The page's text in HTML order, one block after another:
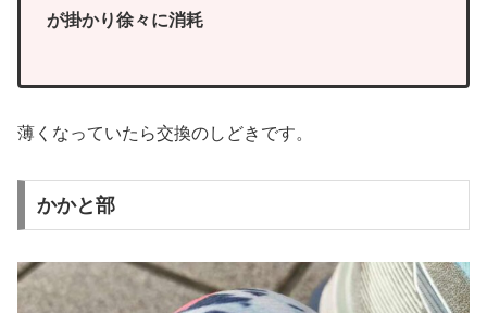
が掛かり徐々に消耗
薄くなっていたら交換のしどきです。
かかと部